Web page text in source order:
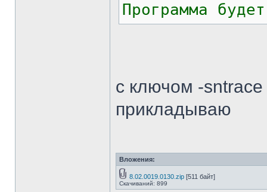
Программа
с ключом -sntrace
прикладываю
Вложения:
8.02.0019.0130.zip [511 байт]
Скачиваний: 899